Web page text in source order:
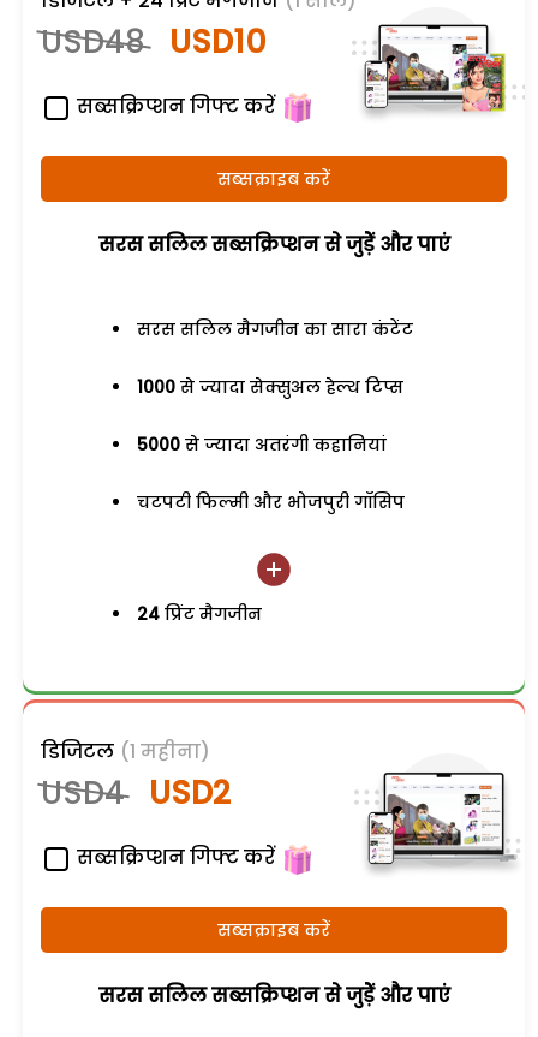
USD48 USD10
सब्सक्रिप्शन गिफ्ट करें
सब्सक्राइब करें
सरस सलिल सब्सक्रिप्शन से जुड़ेें और पाएं
सरस सलिल मैगजीन का सारा कंटेंट
1000 से ज्यादा सेक्सुअल हेल्थ टिप्स
5000 से ज्यादा अतरंगी कहानियां
चटपटी फिल्मी और भोजपुरी गॉसिप
24 प्रिंट मैगजीन
डिजिटल (1 महीना)
USD4 USD2
सब्सक्रिप्शन गिफ्ट करें
सब्सक्राइब करें
सरस सलिल सब्सक्रिप्शन से जुड़ेें और पाएं